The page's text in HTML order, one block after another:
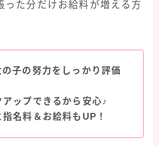
った分だけお給料が増える方
の子の努力をしっかり評価
ップできるから安心♪
名料＆お給料もUP！